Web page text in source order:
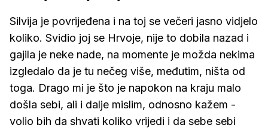
Silvija je povrijeđena i na toj se večeri jasno vidjelo
koliko. Svidio joj se Hrvoje, nije to dobila nazad i
gajila je neke nade, na momente je možda nekima
izgledalo da je tu nečeg više, međutim, ništa od
toga. Drago mi je što je napokon na kraju malo
došla sebi, ali i dalje mislim, odnosno kažem -
volio bih da shvati koliko vrijedi i da sebe sebi